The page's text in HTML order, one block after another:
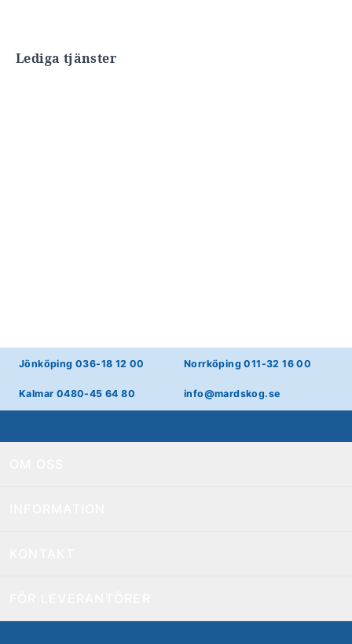
Lediga tjänster
Jönköping 036-18 12 00 Norrköping 011-32 16 00
Kalmar 0480-45 64 80 info@mardskog.se